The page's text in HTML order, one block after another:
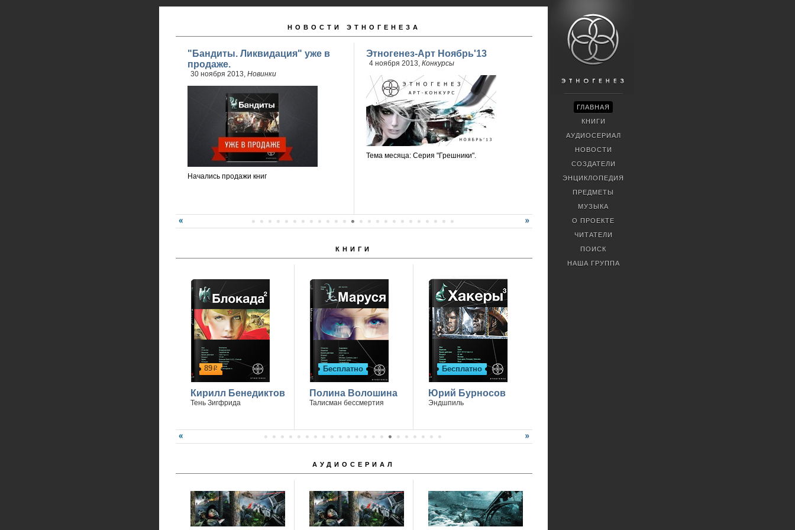
НОВОСТИ ЭТНОГЕНЕЗА
"Бандиты. Ликвидация" уже в
продаже.
30 ноября 2013, Новинки
Начались продажи книг
Этногенез-Арт Ноябрь'13
4 ноября 2013, Конкурсы
Тема месяца: Серия "Грешники".
КНИГИ
89р
Кирилл Бенедиктов
Тень Зигфрида
Бесплатно
Полина Волошина
Талисман бессмертия
Бесплатно
Юрий Бурносов
Эндшпиль
АУДИОСЕРИАЛ
ГЛАВНАЯ
КНИГИ
АУДИОСЕРИАЛ
НОВОСТИ
СОЗДАТЕЛИ
ЭНЦИКЛОПЕДИЯ
ПРЕДМЕТЫ
МУЗЫКА
О ПРОЕКТЕ
ЧИТАТЕЛИ
ПОИСК
НАША ГРУППА